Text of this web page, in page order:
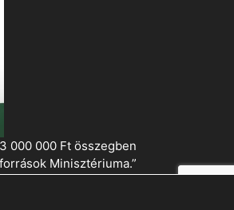
000 000 Ft összegben
Minisztériuma.”